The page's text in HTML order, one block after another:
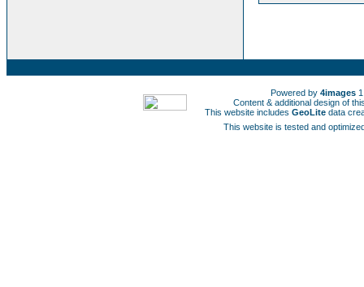
Powered by 4images
Content & additional design of
This website includes GeoLite data
This website is tested and